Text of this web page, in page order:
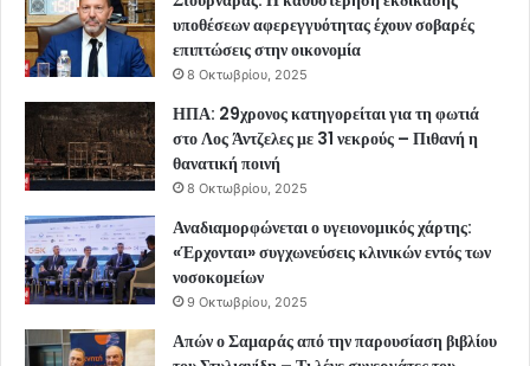
υποθέσεων αφερεγγυότητας έχουν σοβαρές
επιπτώσεις στην οικονομία
8 Οκτωβρίου, 2025
ΗΠΑ: 29χρονος κατηγορείται για τη φωτιά
στο Λος Άντζελες με 31 νεκρούς – Πιθανή η
θανατική ποινή
8 Οκτωβρίου, 2025
Αναδιαμορφώνεται ο υγειονομικός χάρτης:
«Έρχονται» συγχωνεύσεις κλινικών εντός των
νοσοκομείων
9 Οκτωβρίου, 2025
Απών ο Σαμαράς από την παρουσίαση βιβλίου